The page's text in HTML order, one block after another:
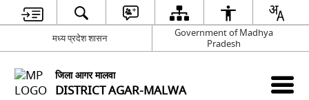
मध्य प्रदेश शासन
Government of Madhya
Pradesh
जिला आगर मालवा
DISTRICT AGAR-MALWA